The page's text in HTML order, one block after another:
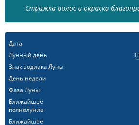
Стрижка волос и окраска
Дата
Лунный день
Знак зодиака Луны
День недели
Фаза Луны
Ближайшее
полнолуние
Ближайшее